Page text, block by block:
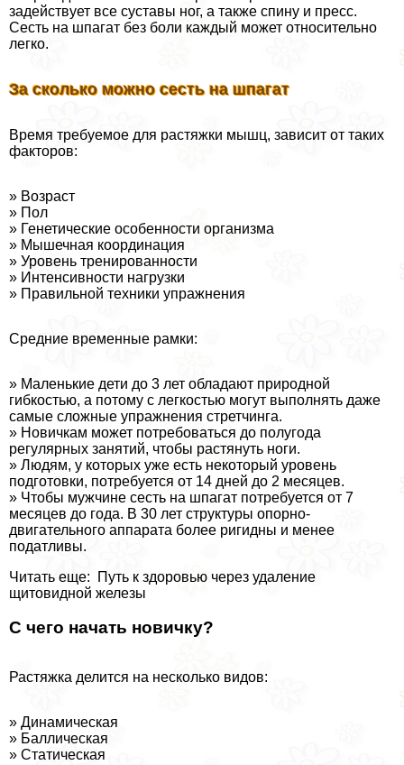
задействует все суставы ног, а также спину и пресс.
Сесть на шпагат без боли каждый может относительно
легко.
За сколько можно сесть на шпагат
Время требуемое для растяжки мышц, зависит от таких
факторов:
» Возраст
» Пол
» Генетические особенности организма
» Мышечная координация
» Уровень тренированности
» Интенсивности нагрузки
» Правильной техники упражнения
Средние временные рамки:
» Маленькие дети до 3 лет обладают природной
гибкостью, а потому с легкостью могут выполнять даже
самые сложные упражнения стретчинга.
» Новичкам может потребоваться до полугода
регулярных занятий, чтобы растянуть ноги.
» Людям, у которых уже есть некоторый уровень
подготовки, потребуется от 14 дней до 2 месяцев.
» Чтобы мужчине сесть на шпагат потребуется от 7
месяцев до года. В 30 лет структуры опopно-
двигательного аппарата более ригидны и менее
податливы.
Читать еще: Путь к здоровью через удаление
щитовидной железы
С чего начать новичку?
Растяжка делится на несколько видов:
» Динамическая
» Баллическая
» Статическая